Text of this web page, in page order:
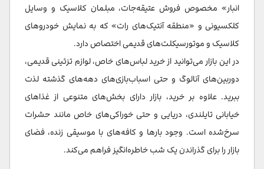
انبار» مخصوص فروش عتیقه‌جات، مبلمان کلاسیک و وسایل
کلکسیونی و «منطقه آنتیک‌های رات» که به نمایش خودروهای
کلاسیک و موتورسیکلت‌های قدیمی اختصاص دارد.
در این بازار می‌توانید از خرید لباس‌های خاص، لوازم تزئینی قدیمی،
دوربین‌های آنالوگ و حتی اسباب‌بازی‌های دهه‌های گذشته لذت
ببرید. ​علاوه بر خرید، بازار دارای بخش‌های متنوعی از غذاهای
خیابانی تایلندی، دریایی و حتی خوراکی‌های خاص مانند حشرات
سرخ‌شده است. وجود بارها و کافه‌های با موسیقی زنده، فضای
بازار را برای گذراندن یک شب خاطره‌انگیز فراهم می‌کند.